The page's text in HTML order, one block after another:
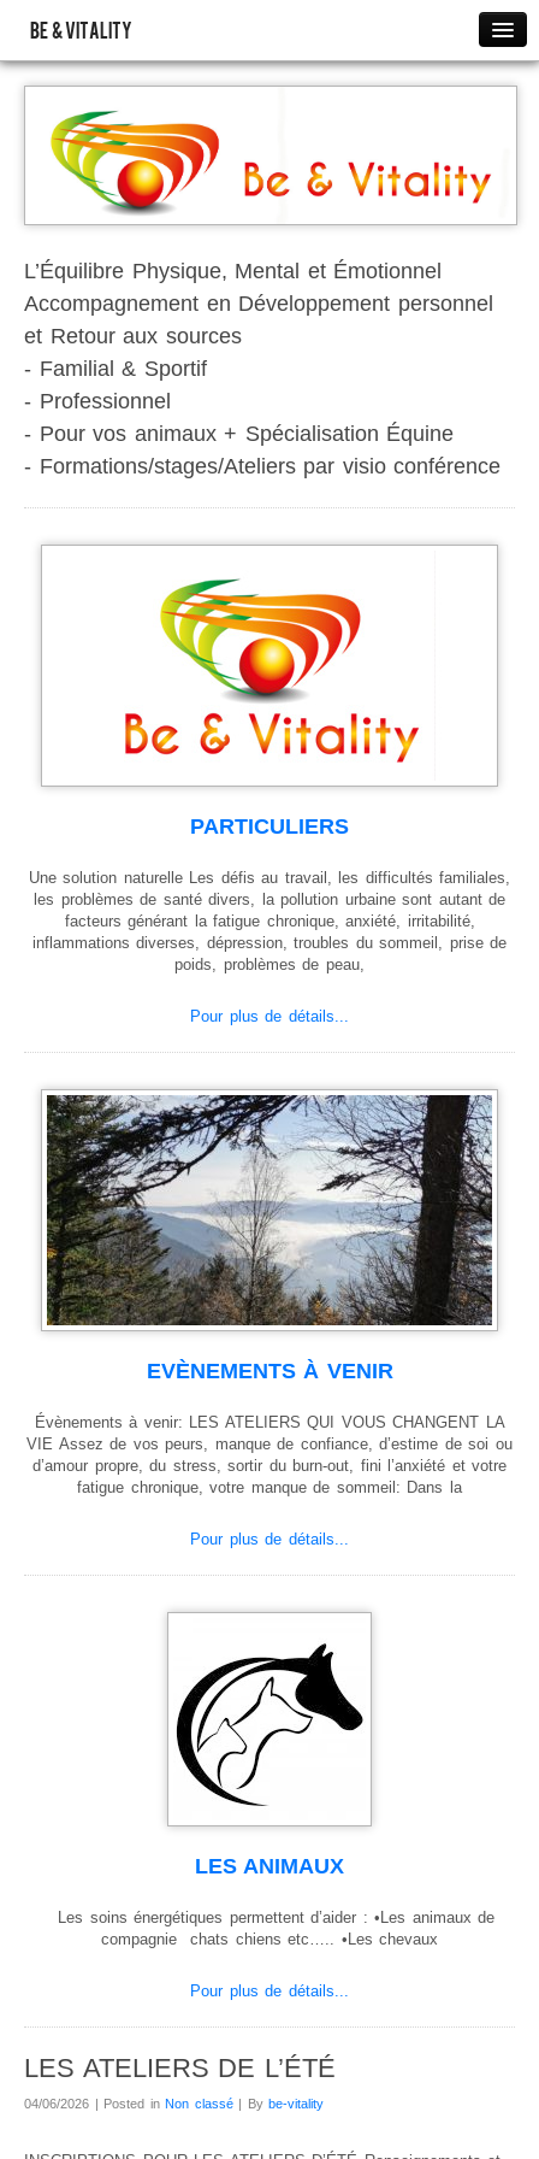
BE & VITALITY
Accueil
PRESENTATION
PARTICULIERS
Séances Fréquences Energétiques
Tarifs des séances en Energétique
Toucher Energétique Modelage
Tarifs Toucher Énergétique modelage
Reconnexion
Tarifs des Séances de Reconnexion
Atelier de Méditation
Planning Stages « Devenez magnétiseur et énergéticien »
Planning Ateliers
SPORT
Marche consciente à cheval
Soins énergétiques pour les chevaux
Massages pour chevaux
Tarifs chevaux
Animaux de compagnie
Soins énergétiques pour les animaux
Tarifs animaux de compagnie
PRODUITS
TEMOIGNAGES
Témoignages – La Personne
Témoignages – Les Animaux
Laissez votre témoignage
CONTACT
LIENS UTILES
Sites amis
L’Équilibre Physique, Mental et Émotionnel
Accompagnement en Développement personnel
et Retour aux sources
- Familial & Sportif
- Professionnel
- Pour vos animaux + Spécialisation Équine
- Formations/stages/Ateliers par visio conférence
PARTICULIERS
Une solution naturelle Les défis au travail, les difficultés familiales,
les problèmes de santé divers, la pollution urbaine sont autant de
facteurs générant la fatigue chronique, anxiété, irritabilité,
inflammations diverses, dépression, troubles du sommeil, prise de
poids, problèmes de peau,
Pour plus de détails...
EVÈNEMENTS À VENIR
Évènements à venir: LES ATELIERS QUI VOUS CHANGENT LA
VIE Assez de vos peurs, manque de confiance, d’estime de soi ou
d’amour propre, du stress, sortir du burn-out, fini l’anxiété et votre
fatigue chronique, votre manque de sommeil: Dans la
Pour plus de détails...
LES ANIMAUX
Les soins énergétiques permettent d’aider : •Les animaux de
compagnie chats chiens etc….. •Les chevaux
Pour plus de détails...
LES ATELIERS DE L’ÉTÉ
04/06/2026 | Posted in Non classé| By be-vitality